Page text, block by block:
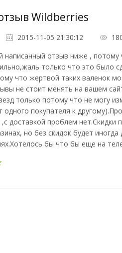
Wildberries
2015-11-05 21:30:12
написанный отзыв ниже , потому
только что это было
что жертвой таких валенок
не стоит менять на вашем
только потому что не могу
одного покупателя к
,с доставкой проблем
но без скидок будет
бы что бы еще на